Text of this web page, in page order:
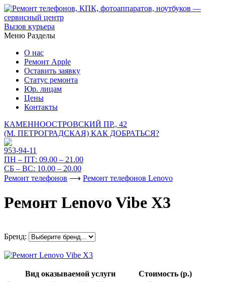
Вызов курьера
Меню Разделы
О нас
Ремонт Apple
Оставить заявку
Статус ремонта
Юр. лицам
Цены
Контакты
КАМЕННООСТРОВСКИЙ ПР., 42
(М. ПЕТРОГРАДСКАЯ) КАК ДОБРАТЬСЯ?
953-94-11
ПН – ПТ: 09.00 – 21.00
СБ – ВС: 10.00 – 20.00
Ремонт телефонов ⟶ Ремонт телефонов Lenovo
Ремонт Lenovo Vibe X3
Бренд:
Вид оказываемой услуги
Стоимость (р.)